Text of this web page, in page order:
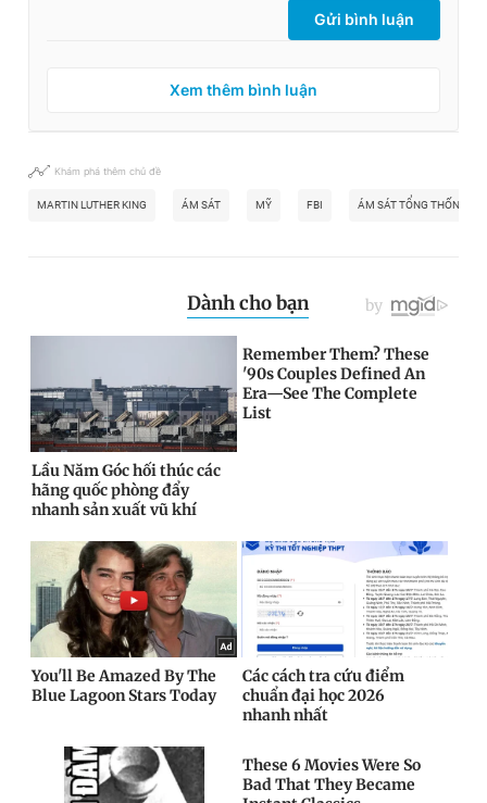
Gửi bình luận
Xem thêm bình luận
Khám phá thêm chủ đề
MARTIN LUTHER KING ÁM SÁT MỸ FBI ÁM SÁT TỔNG THỐNG